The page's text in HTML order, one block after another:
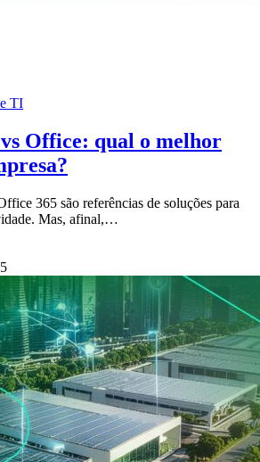
TI
Office: qual o melhor
365 são referências de soluções para
Mas, afinal,…